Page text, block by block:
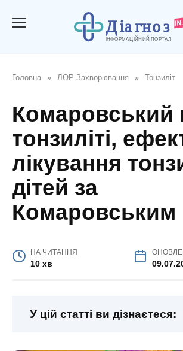
Головна » ЛОР Захворювання » Тонзиліт
Комаровський
тонзиліті,
лікування
дітей за
Комаровським
НА ЧИТАННЯ
10 хв
У цій статті ви дізнаєтеся: